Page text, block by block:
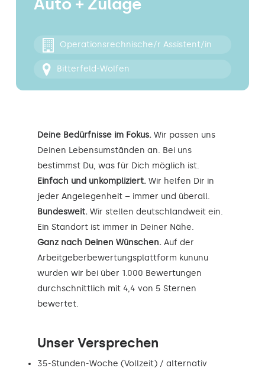
Kontakt
Auto + Zulage
Operationsrechnische/r Assistent/in
Bitterfeld-Wolfen
Deine Bedürfnisse im Fokus. Wir passen uns
Deinen Lebensumständen an. Bei uns
bestimmst Du, was für Dich möglich ist.
Einfach und unkompliziert. Wir helfen Dir in
jeder Angelegenheit – immer und überall.
Bundesweit. Wir stellen deutschlandweit ein.
Ein Standort ist immer in Deiner Nähe.
Ganz nach Deinen Wünschen. Auf der
Arbeitgeberbewertungsplattform kununu
wurden wir bei über 1.000 Bewertungen
durchschnittlich mit 4,4 von 5 Sternen
bewertet.
Unser Versprechen
35-Stunden-Woche (Vollzeit) / alternativ